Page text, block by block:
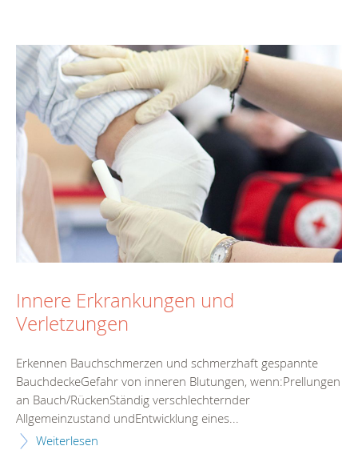
Innere Erkrankungen und
Verletzungen
Erkennen Bauchschmerzen und schmerzhaft gespannte
BauchdeckeGefahr von inneren Blutungen, wenn:Prellungen
an Bauch/RückenStändig verschlechternder
Allgemeinzustand undEntwicklung eines...
Weiterlesen